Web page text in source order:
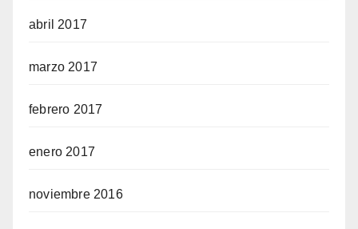
abril 2017
marzo 2017
febrero 2017
enero 2017
noviembre 2016